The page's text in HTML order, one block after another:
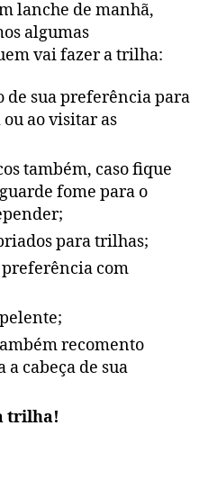
lanche de manhã,
algumas
vai fazer a trilha:
de sua preferência para
ao visitar as
também, caso fique
fome para o
para trilhas;
preferência com
recomento
cabeça de sua
trilha!